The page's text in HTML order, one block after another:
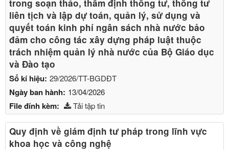
trong soạn thảo, thẩm định thông tư, thông tư
liên tịch và lập dự toán, quản lý, sử dụng và
quyết toán kinh phí ngân sách nhà nước bảo
đảm cho công tác xây dựng pháp luật thuộc
trách nhiệm quản lý nhà nước của Bộ Giáo dục
và Đào tạo
Số kí hiệu: 29/2026/TT-BGDĐT
Ngày ban hành: 13/04/2026
File đính kèm: Tải tập tin
Quy định về giám định tư pháp trong lĩnh vực
khoa học và công nghệ